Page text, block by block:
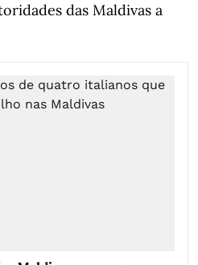
das Maldivas a